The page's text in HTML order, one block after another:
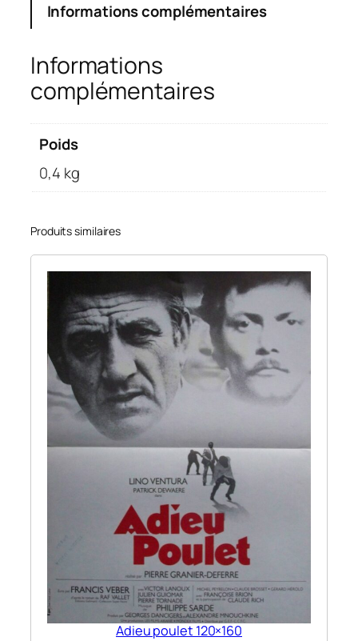
Informations complémentaires
Informations
complémentaires
Poids
0,4 kg
Produits similaires
Adieu poulet 120×160